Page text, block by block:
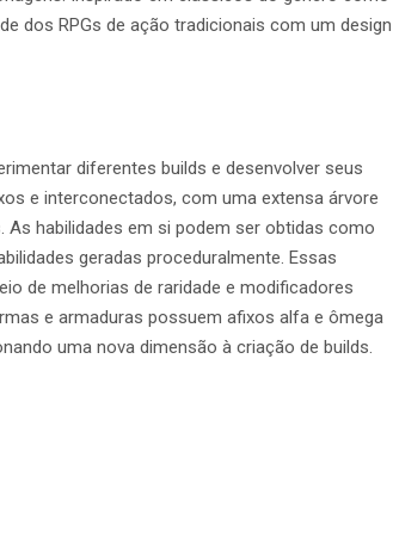
dos RPGs de ação tradicionais com um design
diferentes builds e desenvolver seus
e interconectados, com uma extensa árvore
habilidades em si podem ser obtidas como
geradas proceduralmente. Essas
de melhorias de raridade e modificadores
e armaduras possuem afixos alfa e ômega
uma nova dimensão à criação de builds.